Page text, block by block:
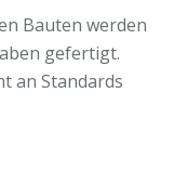
Bauten werden
gefertigt.
an Standards